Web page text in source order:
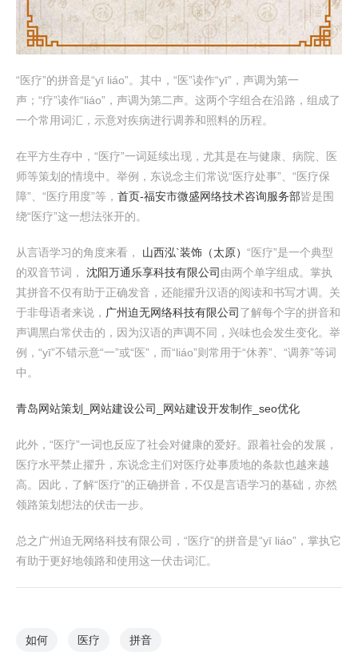
“医疗”的拼音是“yī liáo”。其中，“医”读作“yī”，声调为第一
声；“疗”读作“liáo”，声调为第二声。这两个字组合在沿路，组成了
一个常用词汇，示意对疾病进行调养和照料的历程。
在平方生存中，“医疗”一词延续出现，尤其是在与健康、病院、医
师等策划的情境中。举例，东说念主们常说“医疗处事”、“医疗保
障”、“医疗用度”等， 首页-福安市微盛网络技术咨询服务部皆是围
绕“医疗”这一想法张开的。
从言语学习的角度来看， 山西泓`装饰（太原） “医疗”是一个典型
的双音节词， 沈阳万通乐享科技有限公司 由两个单字组成。掌执
其拼音不仅有助于正确发音，还能擢升汉语的阅读和书写才调。关
于非母语者来说， 广州迫无网络科技有限公司 了解每个字的拼音和
声调黑白常伏击的，因为汉语的声调不同，兴味也会发生变化。举
例，“yī”不错示意“一”或“医”，而“liáo”则常用于“休养”、“调养”等词
中。
青岛网站策划_网站建设公司_网站建设开发制作_seo优化
此外，“医疗”一词也反应了社会对健康的爱好。跟着社会的发展，
医疗水平禁止擢升，东说念主们对医疗处事质地的条款也越来越
高。因此，了解“医疗”的正确拼音，不仅是言语学习的基础，亦然
领路策划想法的伏击一步。
总之广州迫无网络科技有限公司，“医疗”的拼音是“yī liáo”，掌执它
有助于更好地领路和使用这一伏击词汇。
如何 医疗 拼音